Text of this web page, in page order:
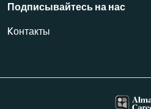
Подписывайтесь на нас
Kонтакты